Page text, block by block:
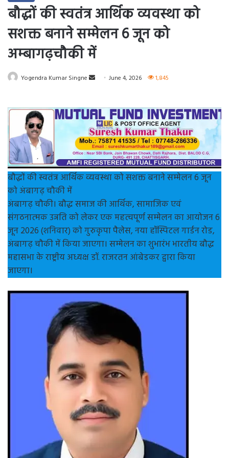
बौद्धों की स्वतंत्र आर्थिक व्यवस्था को
सशक्त बनाने सम्मेलन 6 जून को
अम्बागढ़चौकी में
Yogendra Kumar Singne
Send June 4, 2026 1,845
बौद्धों की स्वतंत्र आर्थिक व्यवस्था को सशक्त बनाने सम्मेलन 6 जून
को अंबागढ़ चौकी में
अंबागढ़ चौकी। बौद्ध समाज की आर्थिक, सामाजिक एवं
संगठनात्मक उन्नति को लेकर एक महत्वपूर्ण सम्मेलन का आयोजन 6
जून 2026 (शनिवार) को गुरुकृपा पैलेस, नया हॉस्पिटल गार्डन रोड,
अंबागढ़ चौकी में किया जाएगा। सम्मेलन का शुभारंभ भारतीय बौद्ध
महासभा के राष्ट्रीय अध्यक्ष डॉ. राजरतन आंबेडकर द्वारा किया
जाएगा।